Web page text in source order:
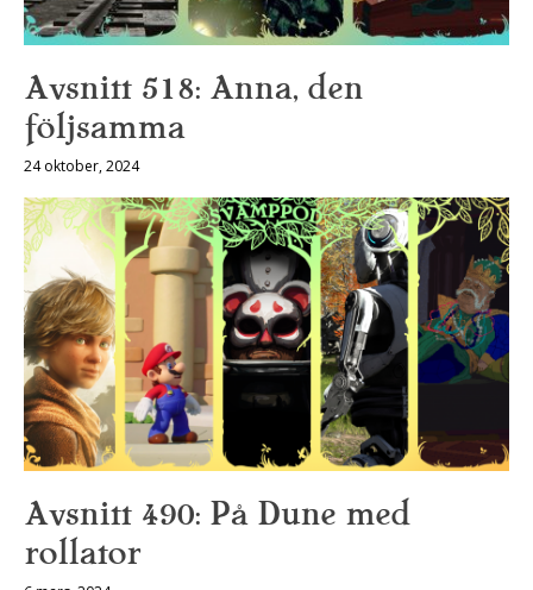
Avsnitt 518: Anna, den
följsamma
24 oktober, 2024
Avsnitt 490: På Dune med
rollator